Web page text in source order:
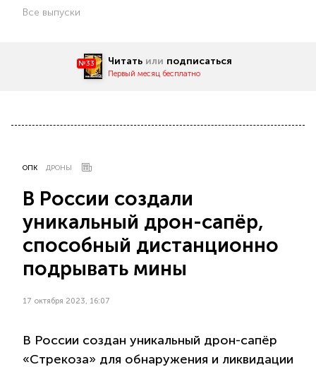
Все выпуски
№33 Читать или подписаться
Первый месяц бесплатно
ОПК ДРОНЫ
В России создали
уникальный дрон-сапёр,
способный дистанционно
подрывать мины
17 октября 2023, 16:07
В России создан уникальный дрон-сапёр
«Стрекоза» для обнаружения и ликвидации